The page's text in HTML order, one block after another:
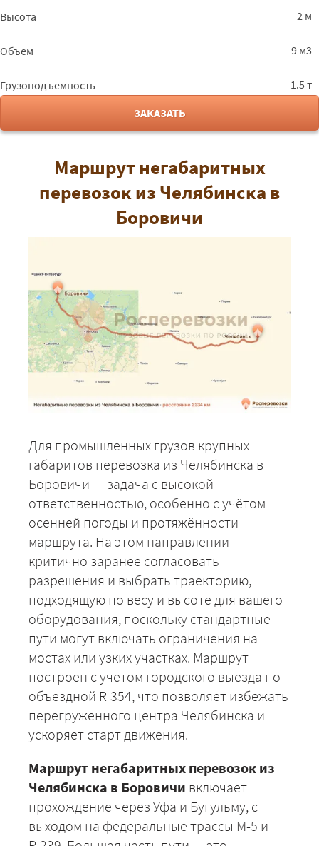
Высота 2 м
Объем 9 м3
Грузоподъемность
1.5 т
ЗАКАЗАТЬ
Маршрут негабаритных
перевозок из Челябинска в
Боровичи
Для промышленных грузов крупных
габаритов перевозка из Челябинска в
Боровичи — задача с высокой
ответственностью, особенно с учётом
осенней погоды и протяжённости
маршрута. На этом направлении
критично заранее согласовать
разрешения и выбрать траекторию,
подходящую по весу и высоте для вашего
оборудования, поскольку стандартные
пути могут включать ограничения на
мостах или узких участках. Маршрут
построен с учетом городского выезда по
объездной R-354, что позволяет избежать
перегруженного центра Челябинска и
ускоряет старт движения.
Маршрут негабаритных перевозок из
Челябинска в Боровичи включает
прохождение через Уфа и Бугульму, с
выходом на федеральные трассы М-5 и